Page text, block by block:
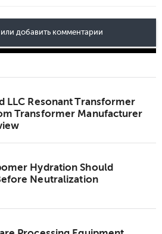
добавить комментарии
LLC Resonant Transformer
Transformer Manufacturer
Hydration Should
Neutralization